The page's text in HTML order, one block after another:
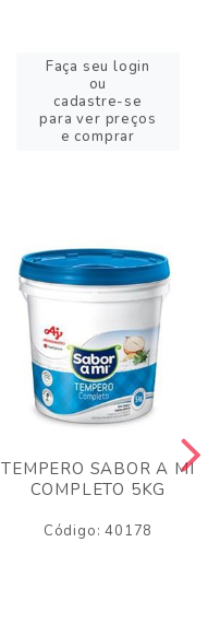
Faça seu login
ou
cadastre-se
para ver preços
e comprar
TEMPERO SABOR A MI
COMPLETO 5KG
Código: 40178